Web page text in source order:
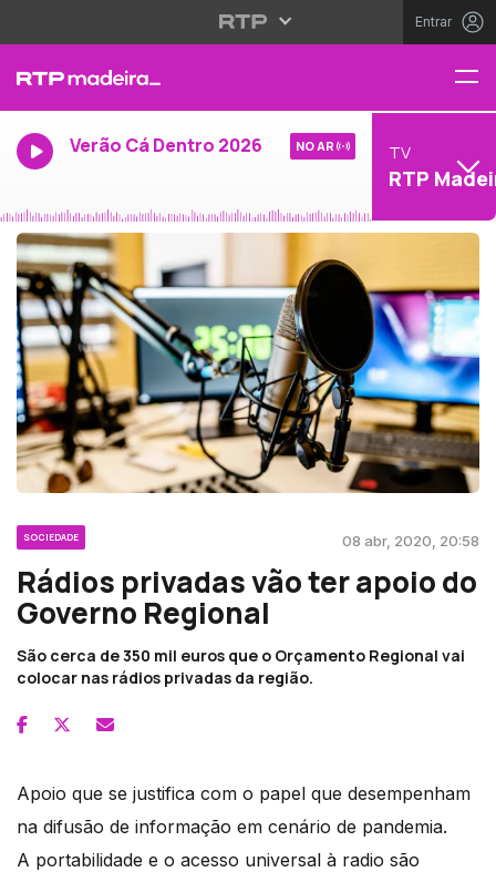
Entrar
Verão Cá Dentro 2026 NO AR TV
RTP
SOCIEDADE 08 abr, 2020, 20:58
Rádios privadas vão ter apoio do
Governo Regional
São cerca de 350 mil euros que o Orçamento Regional vai
colocar nas rádios privadas da região.
Apoio que se justifica com o papel que desempenham
na difusão de informação em cenário de pandemia.
A portabilidade e o acesso universal à radio são